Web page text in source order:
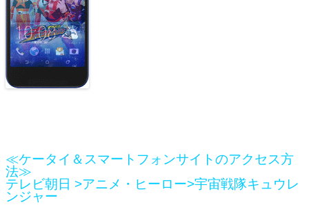
≪ケータイ＆スマートフォンサイトのアクセス方
法≫
テレビ朝日 >アニメ・ヒーロー>宇宙戦隊キュウレ
ンジャー